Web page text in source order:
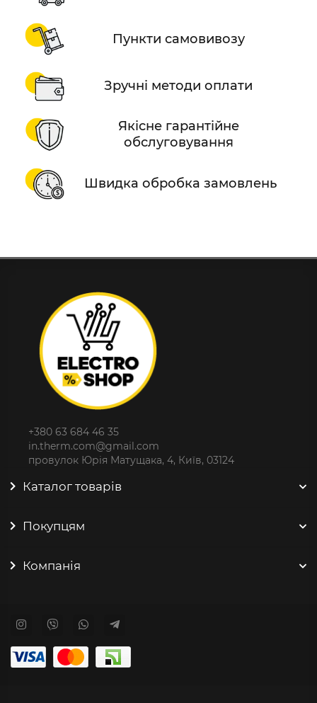
Пункти самовивозу
Зручні методи оплати
Якісне гарантійне
обслуговування
Швидка обробка замовлень
+380 63 684 46 35
in.therm.com@gmail.com
провулок Юрія Матущака, 4, Київ, 03124
Каталог товарів
Покупцям
Компанія